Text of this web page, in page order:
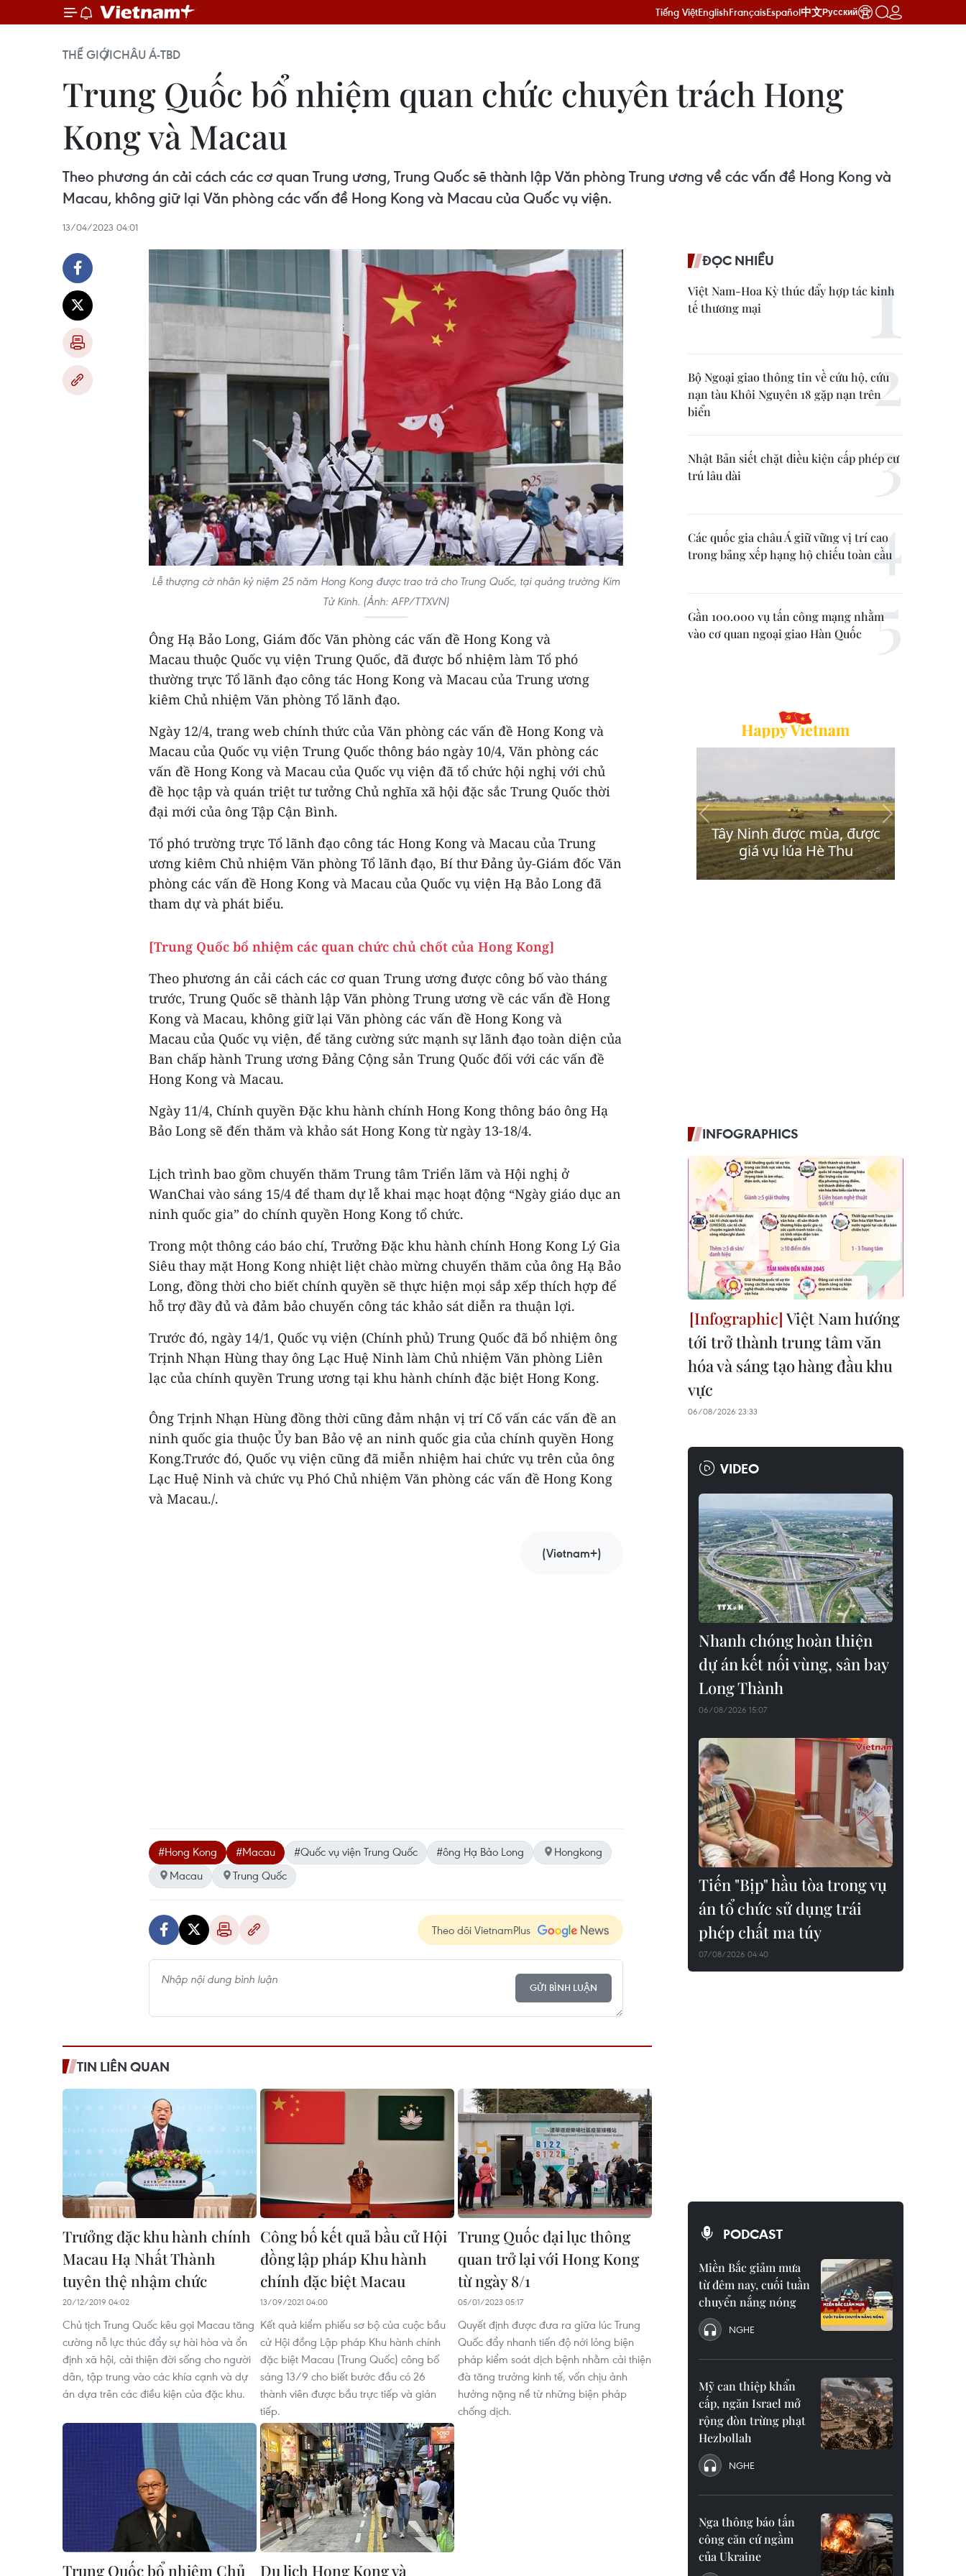
Tiếng ViệtEnglishFrançaisEspañol中文Русский
THẾ GIỚICHÂU Á-TBD
Trung Quốc bổ nhiệm quan chức chuyên trách Hong
Kong và Macau
Theo phương án cải cách các cơ quan Trung ương, Trung Quốc sẽ thành lập Văn phòng Trung ương về các vấn đề Hong Kong và
Macau, không giữ lại Văn phòng các vấn đề Hong Kong và Macau của Quốc vụ viện.
13/04/2023 04:01
Lễ thượng cờ nhân kỷ niệm 25 năm Hong Kong được trao trả cho Trung Quốc, tại quảng trường Kim
Tử Kinh. (Ảnh: AFP/TTXVN)
Ông Hạ Bảo Long, Giám đốc Văn phòng các vấn đề Hong Kong và
Macau thuộc Quốc vụ viện Trung Quốc, đã được bổ nhiệm làm Tổ phó
thường trực Tổ lãnh đạo công tác Hong Kong và Macau của Trung ương
kiêm Chủ nhiệm Văn phòng Tổ lãnh đạo.
Ngày 12/4, trang web chính thức của Văn phòng các vấn đề Hong Kong và
Macau của Quốc vụ viện Trung Quốc thông báo ngày 10/4, Văn phòng các
vấn đề Hong Kong và Macau của Quốc vụ viện đã tổ chức hội nghị với chủ
đề học tập và quán triệt tư tưởng Chủ nghĩa xã hội đặc sắc Trung Quốc thời
đại mới của ông Tập Cận Bình.
Tổ phó trường trực Tổ lãnh đạo công tác Hong Kong và Macau của Trung
ương kiêm Chủ nhiệm Văn phòng Tổ lãnh đạo, Bí thư Đảng ủy-Giám đốc Văn
phòng các vấn đề Hong Kong và Macau của Quốc vụ viện Hạ Bảo Long đã
tham dự và phát biểu.
[Trung Quốc bổ nhiệm các quan chức chủ chốt của Hong Kong]
Theo phương án cải cách các cơ quan Trung ương được công bố vào tháng
trước, Trung Quốc sẽ thành lập Văn phòng Trung ương về các vấn đề Hong
Kong và Macau, không giữ lại Văn phòng các vấn đề Hong Kong và
Macau của Quốc vụ viện, để tăng cường sức mạnh sự lãnh đạo toàn diện của
Ban chấp hành Trung ương Đảng Cộng sản Trung Quốc đối với các vấn đề
Hong Kong và Macau.
Ngày 11/4, Chính quyền Đặc khu hành chính Hong Kong thông báo ông Hạ
Bảo Long sẽ đến thăm và khảo sát Hong Kong từ ngày 13-18/4.
Lịch trình bao gồm chuyến thăm Trung tâm Triển lãm và Hội nghị ở
WanChai vào sáng 15/4 để tham dự lễ khai mạc hoạt động “Ngày giáo dục an
ninh quốc gia” do chính quyền Hong Kong tổ chức.
Trong một thông cáo báo chí, Trưởng Đặc khu hành chính Hong Kong Lý Gia
Siêu thay mặt Hong Kong nhiệt liệt chào mừng chuyến thăm của ông Hạ Bảo
Long, đồng thời cho biết chính quyền sẽ thực hiện mọi sắp xếp thích hợp để
hỗ trợ đầy đủ và đảm bảo chuyến công tác khảo sát diễn ra thuận lợi.
Trước đó, ngày 14/1, Quốc vụ viện (Chính phủ) Trung Quốc đã bổ nhiệm ông
Trịnh Nhạn Hùng thay ông Lạc Huệ Ninh làm Chủ nhiệm Văn phòng Liên
lạc của chính quyền Trung ương tại khu hành chính đặc biệt Hong Kong.
Ông Trịnh Nhạn Hùng đồng thời cũng đảm nhận vị trí Cố vấn các vấn đề an
ninh quốc gia thuộc Ủy ban Bảo vệ an ninh quốc gia của chính quyền Hong
Kong.Trước đó, Quốc vụ viện cũng đã miễn nhiệm hai chức vụ trên của ông
Lạc Huệ Ninh và chức vụ Phó Chủ nhiệm Văn phòng các vấn đề Hong Kong
và Macau./.
(Vietnam+)
#Hong Kong #Macau #Quốc vụ viện Trung Quốc #ông Hạ Bảo Long
Hongkong
Macau
Trung Quốc
Theo dõi VietnamPlus
GỬI BÌNH LUẬN
TIN LIÊN QUAN
Trưởng đặc khu hành chính
Macau Hạ Nhất Thành
tuyên thệ nhậm chức
20/12/2019 04:02
Chủ tịch Trung Quốc kêu gọi Macau tăng
cường nỗ lực thúc đẩy sự hài hòa và ổn
định xã hội, cải thiện đời sống cho người
dân, tập trung vào các khía cạnh và dự
án dựa trên các điều kiện của đặc khu.
Công bố kết quả bầu cử Hội
đồng lập pháp Khu hành
chính đặc biệt Macau
13/09/2021 04:00
Kết quả kiểm phiếu sơ bộ của cuộc bầu
cử Hội đồng Lập pháp Khu hành chính
đặc biệt Macau (Trung Quốc) công bố
sáng 13/9 cho biết bước đầu có 26
thành viên được bầu trực tiếp và gián
tiếp.
Trung Quốc đại lục thông
quan trở lại với Hong Kong
từ ngày 8/1
05/01/2023 05:17
Quyết định được đưa ra giữa lúc Trung
Quốc đẩy nhanh tiến độ nới lỏng biện
pháp kiểm soát dịch bệnh nhằm cải thiện
đà tăng trưởng kinh tế, vốn chịu ảnh
hưởng nặng nề từ những biện pháp
chống dịch.
Trung Quốc bổ nhiệm Chủ Du lịch Hong Kong và
ĐỌC NHIỀU
Việt Nam-Hoa Kỳ thúc đẩy hợp tác kinh
tế thương mại
Bộ Ngoại giao thông tin về cứu hộ, cứu
nạn tàu Khôi Nguyên 18 gặp nạn trên
biển
Nhật Bản siết chặt điều kiện cấp phép cư
trú lâu dài
Các quốc gia châu Á giữ vững vị trí cao
trong bảng xếp hạng hộ chiếu toàn cầu
Gần 100.000 vụ tấn công mạng nhằm
vào cơ quan ngoại giao Hàn Quốc
INFOGRAPHICS
Việt Nam hướng
tới trở thành trung tâm văn
hóa và sáng tạo hàng đầu khu
vực
06/08/2026 23:33
VIDEO
Nhanh chóng hoàn thiện
dự án kết nối vùng, sân bay
Long Thành
06/08/2026 15:07
Tiến "Bịp" hầu tòa trong vụ
án tổ chức sử dụng trái
phép chất ma túy
07/08/2026 04:40
PODCAST
Miền Bắc giảm mưa
từ đêm nay, cuối tuần
chuyển nắng nóng
NGHE
Mỹ can thiệp khẩn
cấp, ngăn Israel mở
rộng đòn trừng phạt
Hezbollah
NGHE
Nga thông báo tấn
công căn cứ ngầm
của Ukraine